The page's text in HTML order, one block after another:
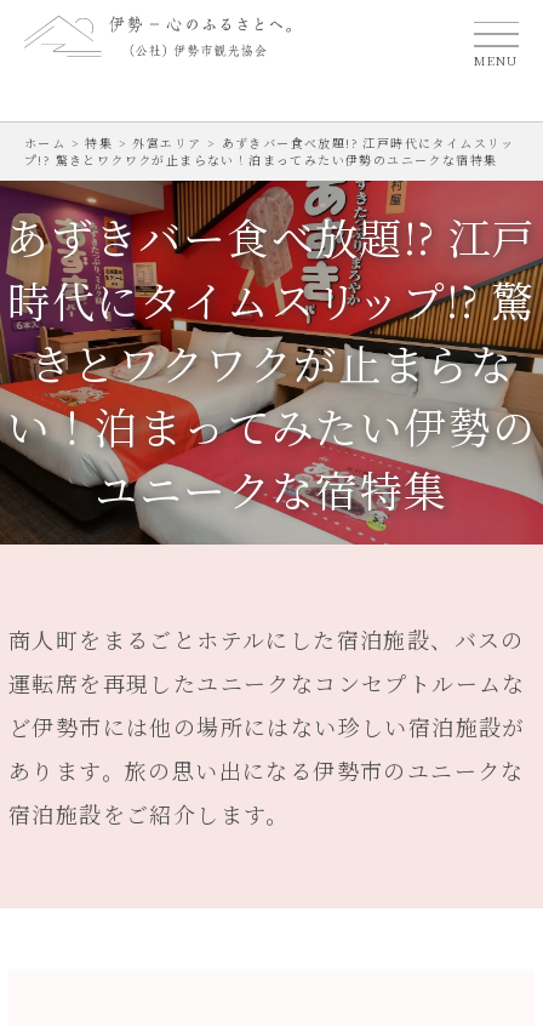
MENU
ホーム >特集 > 外宮エリア > あずきバー食べ放題!? 江戸時代にタイムスリッ
プ!? 驚きとワクワクが止まらない！泊まってみたい伊勢のユニークな宿特集
あずきバー食べ放題!? 江戸
時代にタイムスリップ!? 驚
きとワクワクが止まらな
い！泊まってみたい伊勢の
ユニークな宿特集
商人町をまるごとホテルにした宿泊施設、バスの
運転席を再現したユニークなコンセプトルームな
ど伊勢市には他の場所にはない珍しい宿泊施設が
あります。旅の思い出になる伊勢市のユニークな
宿泊施設をご紹介します。